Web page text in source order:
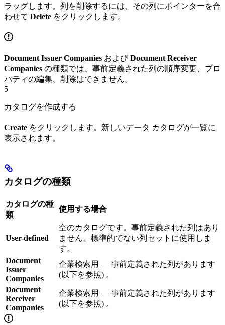
ラッグします。列を削除するには、その列にポインターを合
わせて Delete をクリックします。
Document Issuer Companies およびDocument Receiver
Companies の種類では、事前定義された列の順序変更、プロ
パティの編集、削除はできません。
5
カタログを作成する
Create をクリックします。新しいデータ カタログが一覧に
表示されます。
カタログの種類
カタログの種
類
使用する場合
User-defined
空のカタログです。事前定義された列はあり
ません。標準的でない列セットに使用しま
す。
Document
Issuer
Companies
企業検索用 — 事前定義された列があります
(以下を参照) 。
Document
Receiver
Companies
企業検索用 — 事前定義された列があります
(以下を参照) 。